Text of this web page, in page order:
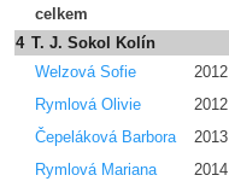
celkem
4 T. J. Sokol Kolín
Welzová Sofie
2012
Rymlová Olivie
2012
Čepeláková Barbora
2013
Rymlová Mariana
2014